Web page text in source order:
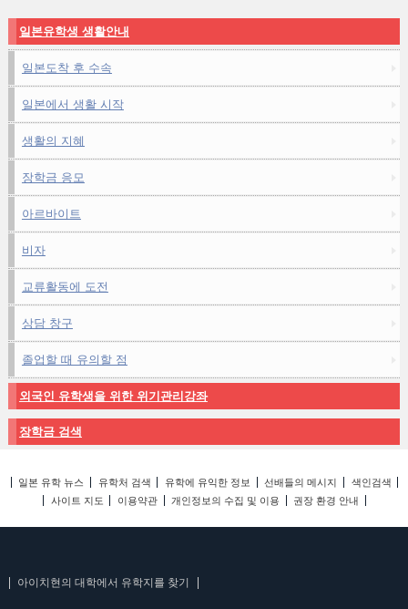
일본유학생 생활안내
일본도착 후 수속
일본에서 생활 시작
생활의 지혜
장학금 응모
아르바이트
비자
교류활동에 도전
상담 창구
졸업할 때 유의할 점
외국인 유학생을 위한 위기관리강좌
장학금 검색
일본 유학 뉴스 유학처 검색 유학에 유익한 정보 선배들의 메시지
색인검색
사이트 지도
이용약관 개인정보의 수집 및 이용 권장 환경 안내
아이치현의 대학에서 유학지를 찾기